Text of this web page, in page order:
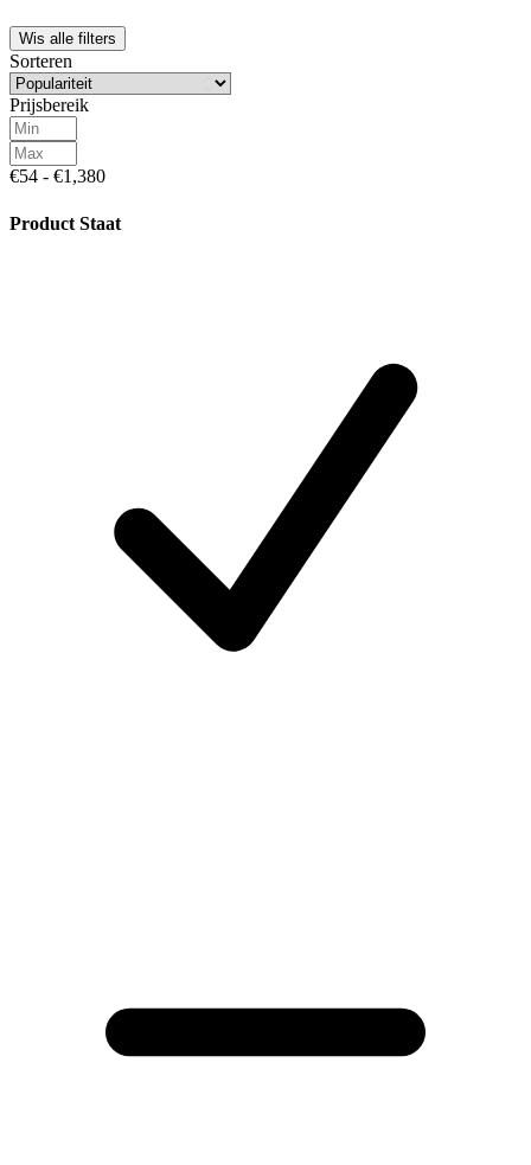
Wis alle filters
Sorteren
Prijsbereik
€54 - €1,380
Product Staat